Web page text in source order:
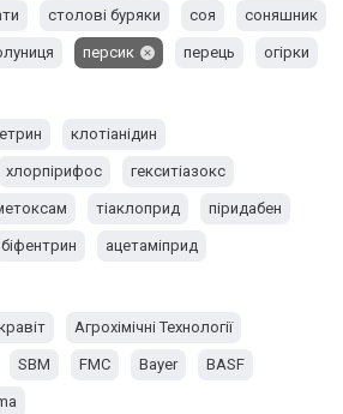
столові буряки соя соняшник
персик перець огірки
Баклажани
клотіанідин
хлорпірифос гекситіазокс
тіаклоприд піридабен
біфентрин ацетаміприд
Агрохімічні Технології
SBM FMC Bayer BASF